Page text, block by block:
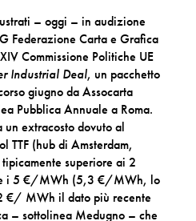
– oggi – in audizione
Federazione Carta e Grafica
Commissione Politiche UE
Industrial Deal, un pacchetto
giugno da Assocarta
Pubblica Annuale a Roma.
un extracosto dovuto al
TTF (hub di Amsterdam,
superiore ai 2
i 5 €/MWh (5,3 €/MWh, lo
€/ MWh il dato più recente
– sottolinea Medugno – che